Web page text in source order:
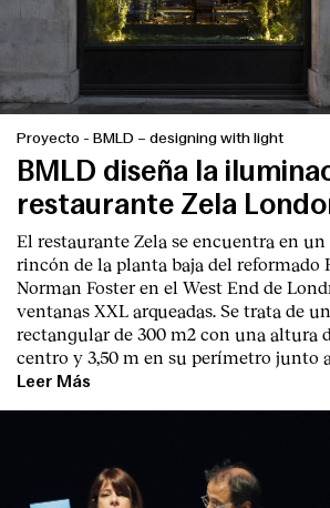
Proyecto - BMLD – designing with light
BMLD diseña la
restaurante Zela
El restaurante Zela se encuentra en
rincón de la planta baja del reformado
Norman Foster en el West End de
ventanas XXL arqueadas. Se trata de
rectangular de 300 m2 con una altura
centro y 3,50 m en su perímetro junto
Leer Más